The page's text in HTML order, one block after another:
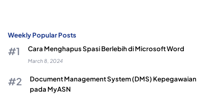
Weekly Popular Posts
Cara Menghapus Spasi Berlebih di Microsoft Word
March 8, 2024
Document Management System (DMS) Kepegawaian
pada MyASN